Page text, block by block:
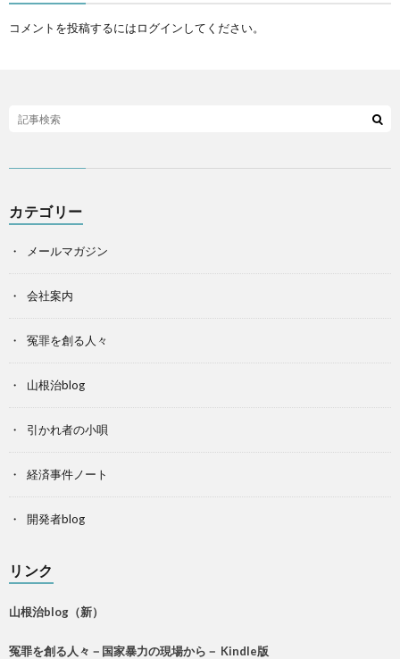
コメントを投稿するにはログインしてください。
カテゴリー
メールマガジン
会社案内
冤罪を創る人々
山根治blog
引かれ者の小唄
経済事件ノート
開発者blog
リンク
山根治blog（新）
冤罪を創る人々－国家暴力の現場から－ Kindle版